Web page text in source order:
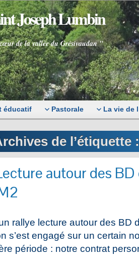
Joseph Lumbin
de la vallée du Grésivaudan "
éducatif Pastorale La vie de
de l’étiquette
autour des
rallye lecture autour des BD
s’est engagé sur un certain
période : notre contrat